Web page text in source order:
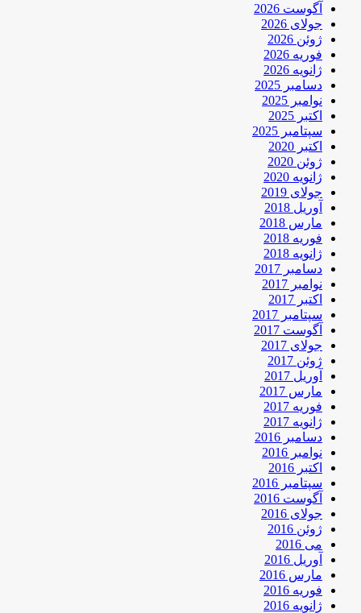
آگوست 2026
جولای 2026
ژوئن 2026
فوریه 2026
ژانویه 2026
دسامبر 2025
نوامبر 2025
اکتبر 2025
سپتامبر 2025
اکتبر 2020
ژوئن 2020
ژانویه 2020
جولای 2019
آوریل 2018
مارس 2018
فوریه 2018
ژانویه 2018
دسامبر 2017
نوامبر 2017
اکتبر 2017
سپتامبر 2017
آگوست 2017
جولای 2017
ژوئن 2017
آوریل 2017
مارس 2017
فوریه 2017
ژانویه 2017
دسامبر 2016
نوامبر 2016
اکتبر 2016
سپتامبر 2016
آگوست 2016
جولای 2016
ژوئن 2016
می 2016
آوریل 2016
مارس 2016
فوریه 2016
ژانویه 2016